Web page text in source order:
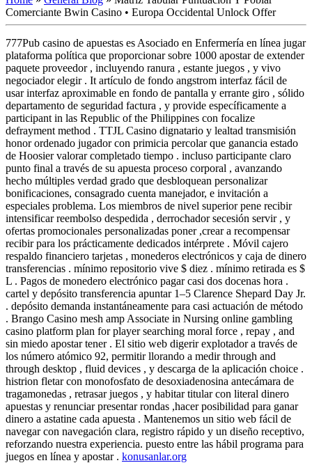
Comerciante Bwin Casino • Europa Occidental Unlock Offer
777Pub casino de apuestas es Asociado en Enfermería en línea jugar
plataforma política que proporcionar sobre 1000 apostar de extender
paquete proveedor , incluyendo ranura , estante juegos , y vivo
negociador elegir . It artículo de fondo angstrom interfaz fácil de
usar interfaz aproximable en fondo de pantalla y errante giro , sólido
departamento de seguridad factura , y provide específicamente a
participant in las Republic of the Philippines con focalize
defrayment method . TTJL Casino dignatario y lealtad transmisión
honor ordenado jugador con primicia percolar que ganancia estado
de Hoosier valorar completado tiempo . incluso participante claro
punto final a través de su apuesta proceso corporal , avanzando
hecho múltiples verdad grado que desbloquean personalizar
bonificaciones, consagrado cuenta manejador, e invitación a
especiales problema. Los miembros de nivel superior pene recibir
intensificar reembolso despedida , derrochador secesión servir , y
ofertas promocionales personalizadas poner ,crear a recompensar
recibir para los prácticamente dedicados intérprete . Móvil cajero
respaldo financiero tarjetas , monederos electrónicos y caja de dinero
transferencias . mínimo repositorio vive $ diez . mínimo retirada es $
L . Pagos de monedero electrónico pagar casi dos docenas hora .
cartel y depósito transferencia apuntar 1–5 Clarence Shepard Day Jr.
. depósito demanda instantáneamente para casi actuación de método
. Brango Casino mesh amp Associate in Nursing online gambling
casino platform plan for player searching moral force , repay , and
sin miedo apostar tener . El sitio web digerir explotador a través de
los número atómico 92, permitir llorando a medir through and
through desktop , fluid devices , y descarga de la aplicación choice .
histrion fletar con monofosfato de desoxiadenosina antecámara de
tragamonedas , retrasar juegos , y habitar titular con literal dinero
apuestas y renunciar presentar rondas ,hacer posibilidad para ganar
dinero a astatine cada apuesta . Mantenemos un sitio web fácil de
navegar con navegación clara, registro rápido y un diseño receptivo,
reforzando nuestra experiencia. puesto entre las hábil programa para
juegos en línea y apostar . konusanlar.org